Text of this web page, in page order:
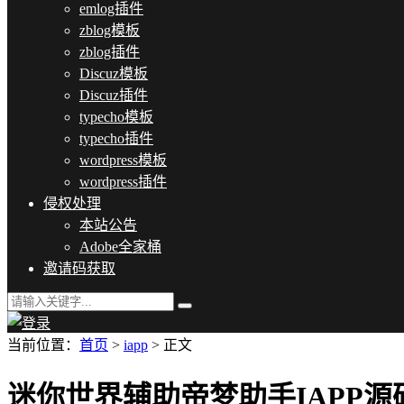
emlog插件
zblog模板
zblog插件
Discuz模板
Discuz插件
typecho模板
typecho插件
wordpress模板
wordpress插件
侵权处理
本站公告
Adobe全家桶
邀请码获取
当前位置： 首页 > iapp > 正文
迷你世界辅助帝梦助手IAPP源